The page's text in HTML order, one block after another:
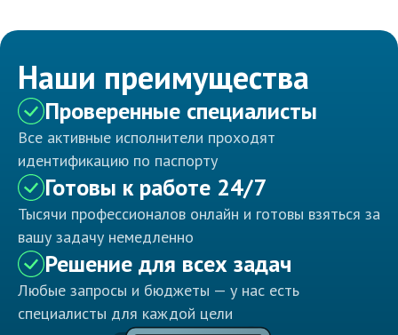
Наши преимущества
Проверенные специалисты
Все активные исполнители проходят
идентификацию по паспорту
Готовы к работе 24/7
Тысячи профессионалов онлайн и готовы взяться за
вашу задачу немедленно
Решение для всех задач
Любые запросы и бюджеты — у нас есть
специалисты для каждой цели